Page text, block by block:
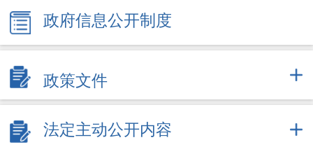
政府信息公开制度
政策文件
法定主动公开内容